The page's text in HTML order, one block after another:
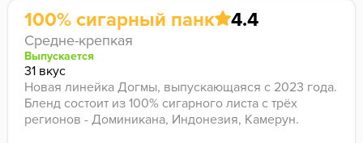
100% сигарный панк 4.4
Средне-крепкая
Выпускается
31 вкус
Новая линейка Догмы, выпускающаяся с 2023 года.
Бленд состоит из 100% сигарного листа с трёх
регионов - Доминикана, Индонезия, Камерун.